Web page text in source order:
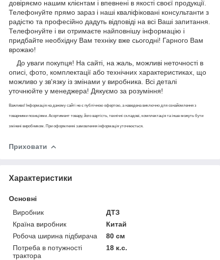
довіряємо нашим клієнтам і впевнені в якості своєї продукції.
Телефонуйте прямо зараз і наші кваліфіковані консультанти з
радістю та професійно дадуть відповіді на всі Ваші запитання.
Телефонуйте і ви отримаєте найповнішу інформацію і
придбайте необхідну Вам техніку вже сьогодні! Гарного Вам
врожаю!
До уваги покупця! На сайті, на жаль, можливі неточності в
описі, фото, комплектації або технічних характеристиках, що
можливо у зв'язку із змінами у виробника. Всі деталі
уточнюйте у менеджера! Дякуємо за розуміння!
Важливо! Інформація на даному сайті не є публічною офертою, а наведена виключно для ознайомлення з
товарними позиціями. Асортимент товару, його вартість, технічні складові, комплектація та інше можуть бути
змінені виробником. При оформленні замовлення інформація уточнюється.
Приховати
Характеристики
Основні
Виробник
ДТЗ
Країна виробник
Китай
Робоча ширина підбирача
80 см
Потреба в потужності
трактора
18 к.с.